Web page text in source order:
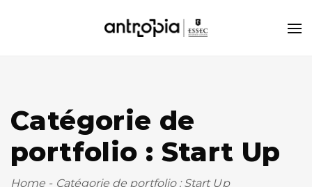
Catégorie de
portfolio : Start Up
Home - Catégorie de portfolio : Start Up